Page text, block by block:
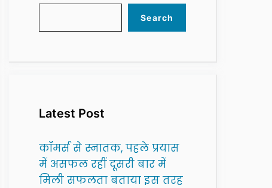
Search
Latest Post
कॉमर्स से स्नातक, पहले प्रयास
में असफल रहीं दूसरी बार में
मिली सफलता बताया इस तरह